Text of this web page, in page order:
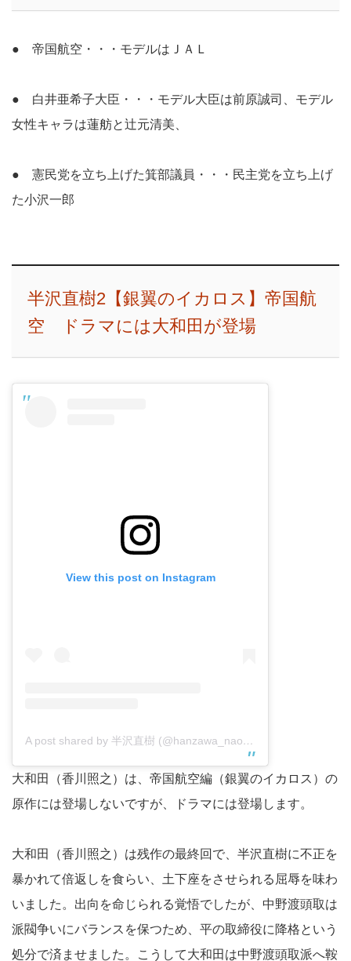
● 帝国航空・・・モデルはＪＡＬ
● 白井亜希子大臣・・・モデル大臣は前原誠司、モデル
女性キャラは蓮舫と辻元清美、
● 憲民党を立ち上げた箕部議員・・・民主党を立ち上げ
た小沢一郎
半沢直樹2【銀翼のイカロス】帝国航
空 ドラマには大和田が登場
View this post on Instagram
A post shared by 半沢直樹 (@hanzawa_naoki_tbs)
大和田（香川照之）は、帝国航空編（銀翼のイカロス）の
原作には登場しないですが、ドラマには登場します。
大和田（香川照之）は残作の最終回で、半沢直樹に不正を
暴かれて倍返しを食らい、土下座をさせられる屈辱を味わ
いました。出向を命じられる覚悟でしたが、中野渡頭取は
派閥争いにバランスを保つため、平の取締役に降格という
処分で済ませました。こうして大和田は中野渡頭取派へ鞍